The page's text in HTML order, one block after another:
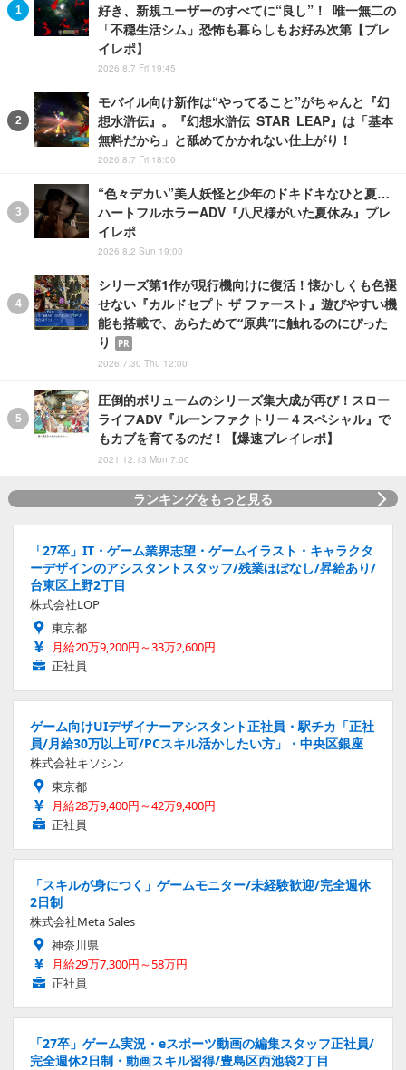
好き、新規ユーザーのすべてに“良し”！ 唯一無二の
「不穏生活シム」恐怖も暮らしもお好み次第【プレ
イレポ】
2026.8.7 Fri 19:45
モバイル向け新作は“やってること”がちゃんと『幻
想水滸伝』。『幻想水滸伝 STAR LEAP』は「基本
無料だから」と舐めてかかれない仕上がり！
2026.8.7 Fri 18:00
“色々デカい”美人妖怪と少年のドキドキなひと夏…
ハートフルホラーADV『八尺様がいた夏休み』プレ
イレポ
2026.8.2 Sun 19:00
シリーズ第1作が現行機向けに復活！懐かしくも色褪
せない『カルドセプト ザ ファースト』遊びやすい機
能も搭載で、あらためて“原典”に触れるのにぴった
り
PR
2026.7.30 Thu 12:00
圧倒的ボリュームのシリーズ集大成が再び！スロー
ライフADV『ルーンファクトリー４スペシャル』で
もカブを育てるのだ！【爆速プレイレポ】
2021.12.13 Mon 7:00
ランキングをもっと見る
「27卒」IT・ゲーム業界志望・ゲームイラスト・キャラクタ
ーデザインのアシスタントスタッフ/残業ほぼなし/昇給あり/
台東区上野2丁目
株式会社LOP
東京都
月給20万9,200円～33万2,600円
正社員
ゲーム向けUIデザイナーアシスタント正社員・駅チカ「正社
員/月給30万以上可/PCスキル活かしたい方」・中央区銀座
株式会社キソシン
東京都
月給28万9,400円～42万9,400円
正社員
「スキルが身につく」ゲームモニター/未経験歓迎/完全週休
2日制
株式会社Meta Sales
神奈川県
月給29万7,300円～58万円
正社員
「27卒」ゲーム実況・eスポーツ動画の編集スタッフ正社員/
完全週休2日制・動画スキル習得/豊島区西池袋2丁目